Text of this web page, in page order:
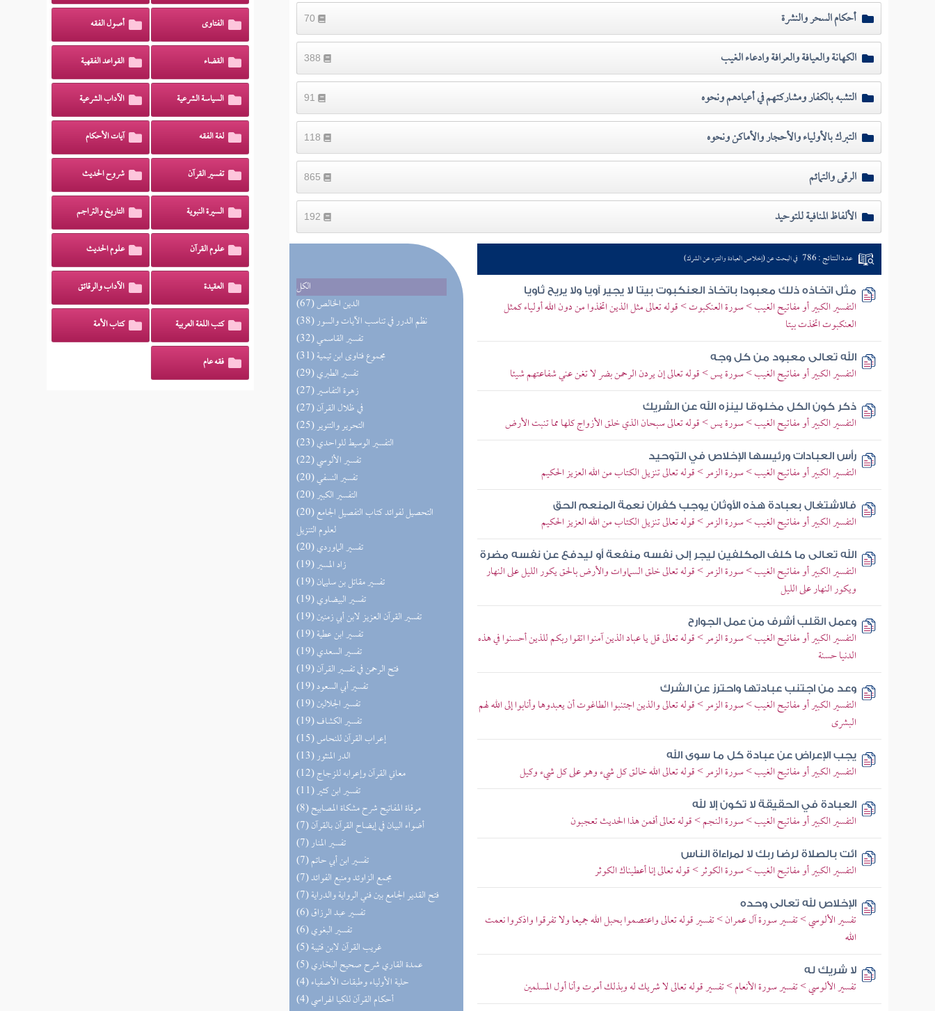
أحكام السحر والنشرة
الكهانة والعيافة والعرافة وادعاء الغيب
التشبه بالكفار ومشاركتهم في أعيادهم ونحوه
التبرك بالأولياء والأحجار والأماكن ونحوه
الرقى والتمائم
الألفاظ المنافية للتوحيد
الكل
(67) الدين الخالص
(38) نظم الدرر في تناسب الآيات والسور
(32) تفسير القاسمي
(31) مجموع فتاوى ابن تيمية
(29) تفسير الطبري
(27) زهرة التفاسير
(27) في ظلال القرآن
(25) التحرير والتنوير
(23) التفسير الوسيط للواحدي
(22) تفسير الألوسي
(20) تفسير النسفي
(20) التفسير الكبير
(20) التحصيل لفوائد كتاب التفصيل الجامع
لعلوم التنزيل
(20) تفسير الماوردي
(19) زاد المسير
(19) تفسير مقاتل بن سليمان
(19) تفسير البيضاوي
(19) تفسير القرآن العزيز لابن أبي زمنين
(19) تفسير ابن عطية
(19) تفسير السعدي
(19) فتح الرحمن في تفسير القرآن
(19) تفسير أبي السعود
(19) تفسير الجلالين
(19) تفسير الكشاف
(15) إعراب القرآن للنحاس
(13) الدر المنثور
(12) معاني القرآن وإعرابه للزجاج
(11) تفسير ابن كثير
(8) مرقاة المفاتيح شرح مشكاة المصابيح
(7) أضواء البيان في إيضاح القرآن بالقرآن
(7) تفسير المنار
(7) تفسير ابن أبي حاتم
(7) مجمع الزاوئد ومنبع الفوائد
(7) فتح القدير الجامع بين فني الرواية والدراية
(6) تفسير عبد الرزاق
(6) تفسير البغوي
(5) غريب القرآن لابن قتيبة
(5) عمدة القاري شرح صحيح البخاري
(4) حلية الأولياء وطبقات الأصفياء
(4) أحكام القرآن للكيا الهراسي
عدد النتائج : 786 في البحث عن (إخلاص العبادة والتنزه عن الشرك)
مثل اتخاذه ذلك معبودا باتخاذ العنكبوت بيتا لا يجير آويا ولا يريح ثاويا
التفسير الكبير أو مفاتيح الغيب > سورة العنكبوت > قوله تعالى مثل الذين اتخذوا من دون الله أولياء كمثل
العنكبوت اتخذت بيتا
الله تعالى معبود من كل وجه
التفسير الكبير أو مفاتيح الغيب > سورة يس > قوله تعالى إن يردن الرحمن بضر لا تغن عني شفاعتهم شيئا
ذكر كون الكل مخلوقا لينزه الله عن الشريك
التفسير الكبير أو مفاتيح الغيب > سورة يس > قوله تعالى سبحان الذي خلق الأزواج كلها مما تنبت الأرض
رأس العبادات ورئيسها الإخلاص في التوحيد
التفسير الكبير أو مفاتيح الغيب > سورة الزمر > قوله تعالى تنزيل الكتاب من الله العزيز الحكيم
فالاشتغال بعبادة هذه الأوثان يوجب كفران نعمة المنعم الحق
التفسير الكبير أو مفاتيح الغيب > سورة الزمر > قوله تعالى تنزيل الكتاب من الله العزيز الحكيم
الله تعالى ما كلف المكلفين ليجر إلى نفسه منفعة أو ليدفع عن نفسه مضرة
التفسير الكبير أو مفاتيح الغيب > سورة الزمر > قوله تعالى خلق السماوات والأرض بالحق يكور الليل على النهار
ويكور النهار على الليل
وعمل القلب أشرف من عمل الجوارح
التفسير الكبير أو مفاتيح الغيب > سورة الزمر > قوله تعالى قل يا عباد الذين آمنوا اتقوا ربكم للذين أحسنوا في هذه
الدنيا حسنة
وعد من اجتنب عبادتها واحترز عن الشرك
التفسير الكبير أو مفاتيح الغيب > سورة الزمر > قوله تعالى والذين اجتنبوا الطاغوت أن يعبدوها وأنابوا إلى الله لهم
البشرى
يجب الإعراض عن عبادة كل ما سوى الله
التفسير الكبير أو مفاتيح الغيب > سورة الزمر > قوله تعالى الله خالق كل شيء وهو على كل شيء وكيل
العبادة في الحقيقة لا تكون إلا لله
التفسير الكبير أو مفاتيح الغيب > سورة النجم > قوله تعالى أفمن هذا الحديث تعجبون
ائت بالصلاة لرضا ربك لا لمراءاة الناس
التفسير الكبير أو مفاتيح الغيب > سورة الكوثر > قوله تعالى إنا أعطيناك الكوثر
الإخلاص لله تعالى وحده
تفسير الألوسي > تفسير سورة آل عمران > تفسير قوله تعالى واعتصموا بحبل الله جميعا ولا تفرقوا واذكروا نعمت
الله
لا شريك له
تفسير الألوسي > تفسير سورة الأنعام > تفسير قوله تعالى لا شريك له وبذلك أمرت وأنا أول المسلمين
الفتاوى أصول الفقه
القضاء القواعد الفقهية
السياسة الشرعية الآداب الشرعية
لغة الفقه آيات الأحكام
تفسير القرآن شروح الحديث
السيرة النبوية التاريخ والتراجم
علوم القرآن علوم الحديث
العقيدة الآداب والرقائق
كتب اللغة العربية كتاب الأمة
فقه عام